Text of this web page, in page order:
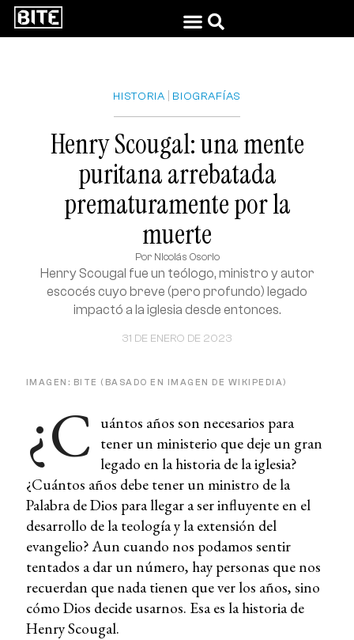
HISTORIA BIOGRAFÍAS
Henry Scougal: una mente
puritana arrebatada
prematuramente por la
muerte
Por Nicolás Osorio
31 DE ENERO DE 2023
Henry Scougal fue un teólogo, ministro y autor
escocés cuyo breve (pero profundo) legado
impactó a la iglesia desde entonces.
IMAGEN: BITE (BASADO EN IMAGEN DE WIKIPEDIA)
¿C uántos años son necesarios para
tener un ministerio que deje un gran
legado en la historia de la iglesia?
¿Cuántos años debe tener un ministro de la
Palabra de Dios para llegar a ser influyente en el
desarrollo de la teología y la extensión del
evangelio? Aun cuando nos podamos sentir
tentados a dar un número, hay personas que nos
recuerdan que nada tienen que ver los años, sino
cómo Dios decide usarnos. Esa es la historia de
Henry Scougal.